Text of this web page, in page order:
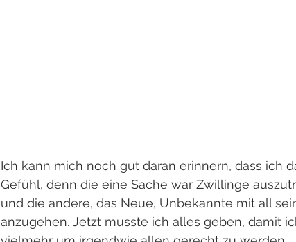
Ich kann mich noch gut daran erinnern, dass ich
Gefühl, denn die eine Sache war Zwillinge
und die andere, das Neue, Unbekannte mit all
anzugehen. Jetzt musste ich alles geben, damit